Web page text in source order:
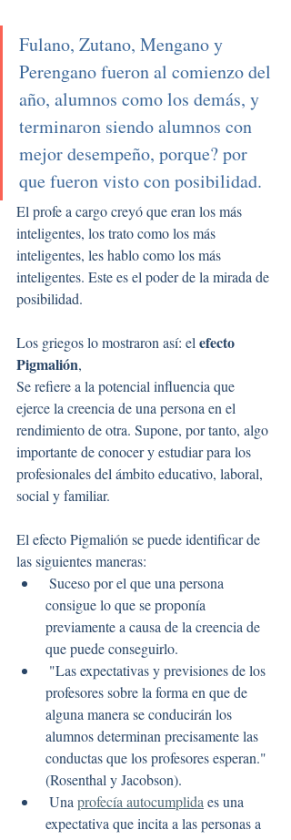
Fulano, Zutano, Mengano y
Perengano fueron al comienzo del
año, alumnos como los demás, y
terminaron siendo alumnos con
mejor desempeño, porque? por
que fueron visto con posibilidad.
El profe a cargo creyó que eran los más
inteligentes, los trato como los más
inteligentes, les hablo como los más
inteligentes. Este es el poder de la mirada de
posibilidad.
Los griegos lo mostraron así: el efecto
Pigmalión,
Se refiere a la potencial influencia que
ejerce la creencia de una persona en el
rendimiento de otra. Supone, por tanto, algo
importante de conocer y estudiar para los
profesionales del ámbito educativo, laboral,
social y familiar.
El efecto Pigmalión se puede identificar de
las siguientes maneras:
consigue lo que se proponía
previamente a causa de la creencia de
que puede conseguirlo.
profesores sobre la forma en que de
alguna manera se conducirán los
alumnos determinan precisamente las
conductas que los profesores esperan."
(Rosenthal y Jacobson).
Una profecía autocumplida es una
expectativa que incita a las personas a